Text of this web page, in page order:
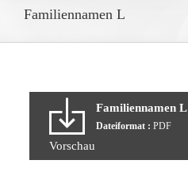
Familiennamen L
Familiennamen L
Dateiformat : PDF
Vorschau